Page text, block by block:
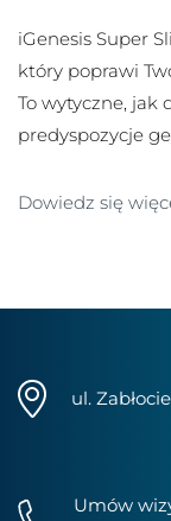
iGenesis Super
który poprawi
To wytyczne, jak
predyspozycje
Dowiedz się
ul.
Umów